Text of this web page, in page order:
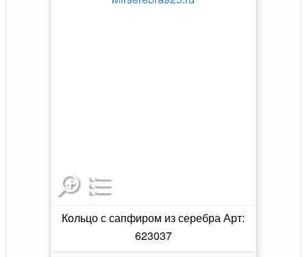
Кольцо с сапфиром из серебра Арт:
623037